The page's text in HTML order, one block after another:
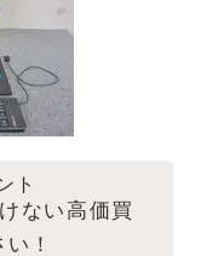
ト
ない高価買
！